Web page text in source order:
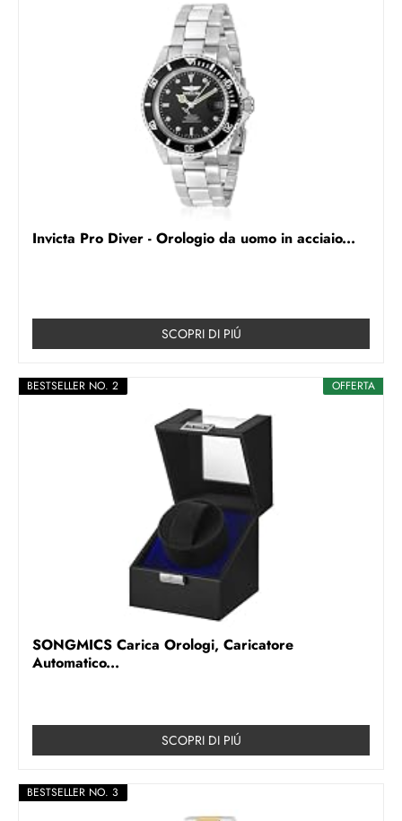
Invicta Pro Diver - Orologio da uomo in acciaio...
SCOPRI DI PIÚ
OFFERTA
BESTSELLER NO. 2
SONGMICS Carica Orologi, Caricatore
Automatico...
SCOPRI DI PIÚ
BESTSELLER NO. 3